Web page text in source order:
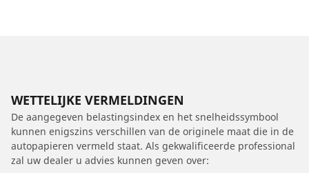
WETTELIJKE VERMELDINGEN
De aangegeven belastingsindex en het snelheidssymbool
kunnen enigszins verschillen van de originele maat die in de
autopapieren vermeld staat. Als gekwalificeerde professional
zal uw dealer u advies kunnen geven over: